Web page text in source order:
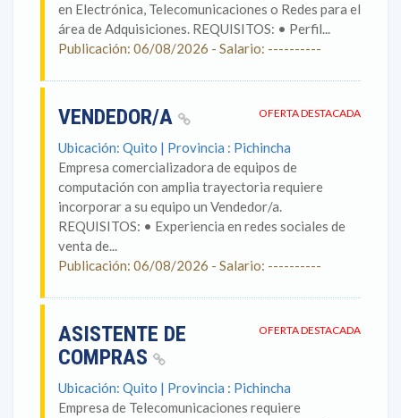
en Electrónica, Telecomunicaciones o Redes para el
área de Adquisiciones. REQUISITOS: • Perfil...
Publicación: 06/08/2026 - Salario: ----------
OFERTA DESTACADA
VENDEDOR/A
Ubicación: Quito | Provincia : Pichincha
Empresa comercializadora de equipos de
computación con amplia trayectoria requiere
incorporar a su equipo un Vendedor/a.
REQUISITOS: • Experiencia en redes sociales de
venta de...
Publicación: 06/08/2026 - Salario: ----------
OFERTA DESTACADA
ASISTENTE DE
COMPRAS
Ubicación: Quito | Provincia : Pichincha
Empresa de Telecomunicaciones requiere